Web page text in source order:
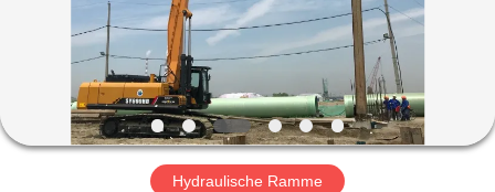
SHOW
ÜBER
Hydraulische Ramme